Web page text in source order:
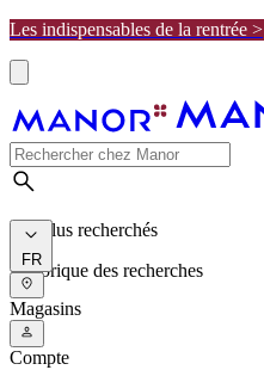
Les indispensables de la rentrée >
Les plus recherchés
Historique des recherches
FR
Magasins
Compte